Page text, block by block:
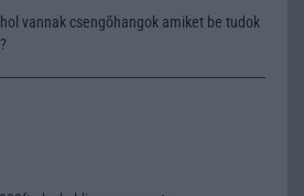
vannak csengõhangok amiket be tudok